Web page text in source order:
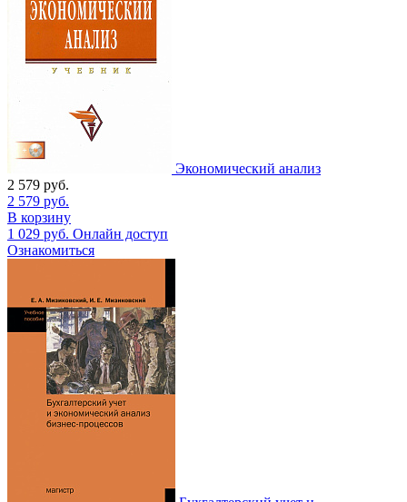
Экономический анализ
2 579 руб.
2 579 руб.
В корзину
1 029 руб. Онлайн доступ
Ознакомиться